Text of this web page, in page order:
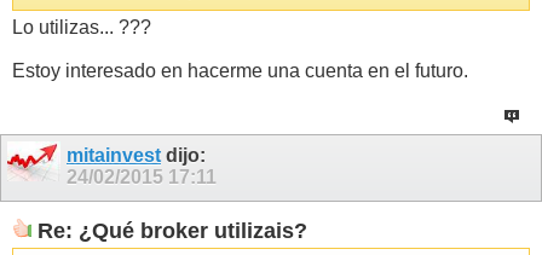
Lo utilizas... ???
Estoy interesado en hacerme una cuenta en el futuro.
mitainvest dijo:
24/02/2015 17:11
Re: ¿Qué broker utilizais?